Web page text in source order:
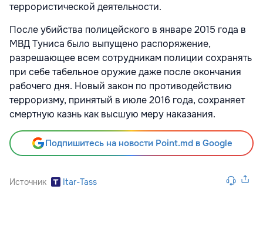
террористической деятельности.
После убийства полицейского в январе 2015 года в
МВД Туниса было выпущено распоряжение,
разрешающее всем сотрудникам полиции сохранять
при себе табельное оружие даже после окончания
рабочего дня. Новый закон по противодействию
терроризму, принятый в июле 2016 года, сохраняет
смертную казнь как высшую меру наказания.
Подпишитесь на новости Point.md в Google
Источник Itar-Tass